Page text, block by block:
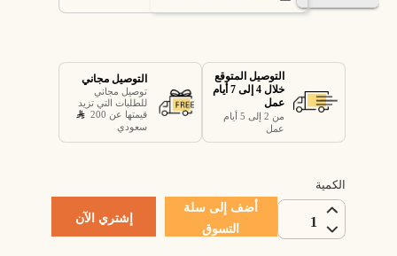
التوصيل المتوقع
خلال 4 إلى 7 أيام
عمل
من 2 إلى 5 أيام
عمل
التوصيل مجاني
توصيل مجاني
للطلبات التي تزيد
قيمتها عن 200
سعودي
الكمية
1
أضف إلى سلة
التسوق
إشتري الآن